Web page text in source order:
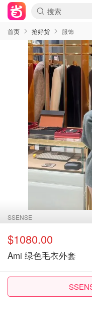
首页 抢好货 服饰
SSENSE
$1080.00
Ami 绿色毛衣外套